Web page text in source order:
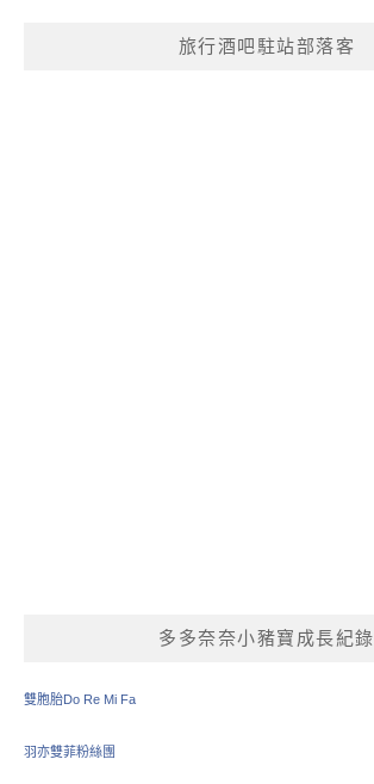
旅行酒吧駐站部落客
多多奈奈小豬寶成長紀錄
雙胞胎Do Re Mi Fa
羽亦雙菲粉絲團